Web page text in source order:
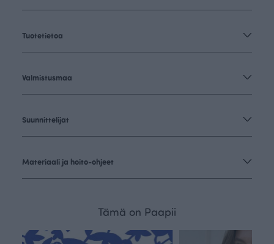
Tuotetietoa
Valmistusmaa
Suunnittelijat
Materiaali ja hoito-ohjeet
Tämä on Paapii